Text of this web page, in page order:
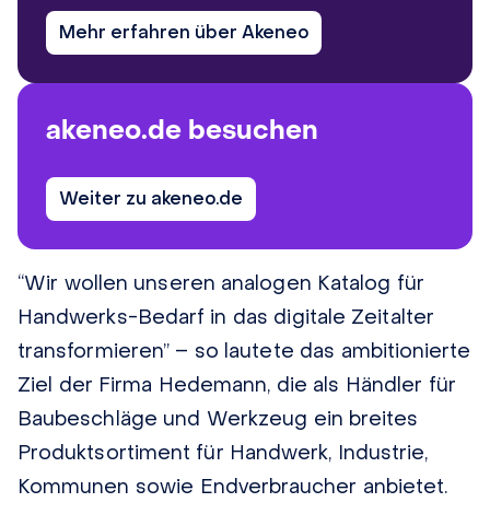
“Wir wollen unseren analogen Katalog für
Handwerks-Bedarf in das digitale Zeitalter
transformieren” – so lautete das ambitionierte
Ziel der Firma Hedemann, die als Händler für
Baubeschläge und Werkzeug ein breites
Produktsortiment für Handwerk, Industrie,
Kommunen sowie Endverbraucher anbietet.
Mehr erfahren über Akeneo
akeneo.de besuchen
Weiter zu akeneo.de